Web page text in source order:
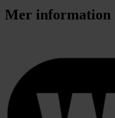
Mer information